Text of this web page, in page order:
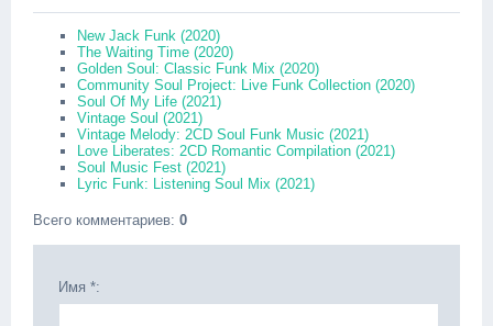
New Jack Funk (2020)
The Waiting Time (2020)
Golden Soul: Classic Funk Mix (2020)
Community Soul Project: Live Funk Collection (2020)
Soul Of My Life (2021)
Vintage Soul (2021)
Vintage Melody: 2CD Soul Funk Music (2021)
Love Liberates: 2CD Romantic Compilation (2021)
Soul Music Fest (2021)
Lyric Funk: Listening Soul Mix (2021)
Всего комментариев: 0
Имя *: